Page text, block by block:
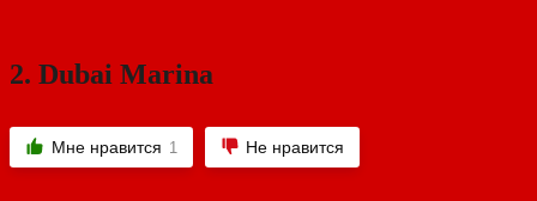
2. Dubai Marina
Мне нравится 1 Не нравится